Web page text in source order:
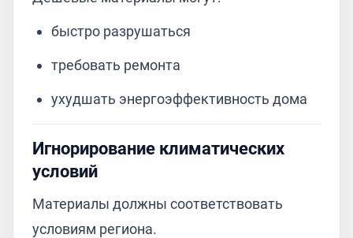
быстро разрушаться
требовать ремонта
ухудшать энергоэффективность дома
Игнорирование климатических
условий
Материалы должны соответствовать
условиям региона.